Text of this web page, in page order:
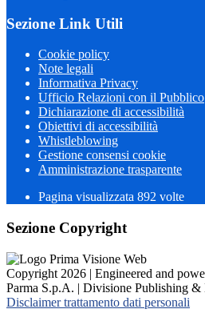
Sezione Link Utili
Cookie policy
Note legali
Informativa Privacy
Ufficio Relazioni con il Pubblico
Dichiarazione di accessibilità
Obiettivi di accessibilità
Whistleblowing
Gestione consensi cookie
Amministrazione trasparente
Pagina visualizzata 892 volte
Sezione Copyright
Copyright 2026 | Engineered and
Parma S.p.A. | Divisione Publishing
Disclaimer trattamento dati personali